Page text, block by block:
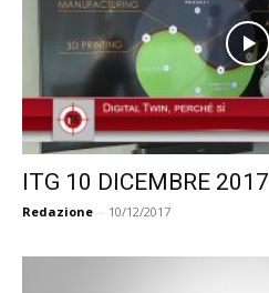
ITG 10 DICEMBRE 2017
Redazione - 10/12/2017